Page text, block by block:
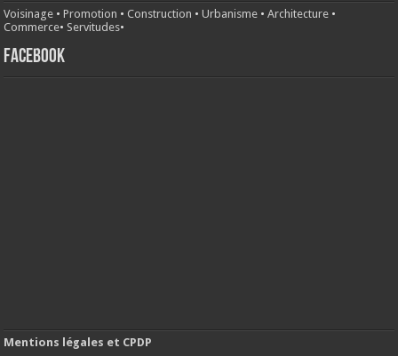
Voisinage •Promotion •Construction •Urbanisme •Architecture •
Commerce• Servitudes•
FACEBOOK
Mentions légales et CPDP